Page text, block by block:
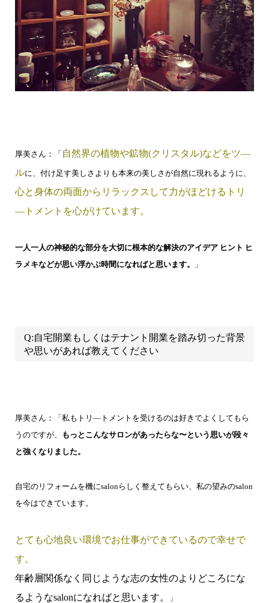
厚美さん：「 自然界の植物や鉱物(クリスタル)などをツ―
ルに、付け足す美しさよりも本来の美しさが自然に現れるように、
心と身体の両面からリラックスして力がほどけるトリ
―トメントを心がけています。
一人一人の神秘的な部分を大切に根本的な解決のアイデア ヒント ヒ
ラメキなどが思い浮かぶ時間になればと思います。
」
Q:自宅開業もしくはテナント開業を踏み切った背景
や思いがあれば教えてください
厚美さん：「私もトリ―トメントを受けるのは好きでよくしてもら
うのですが、
もっとこんなサロンがあったらな〜という思いが段々
と強くなりました。
自宅のリフォームを機にsalonらしく整えてもらい、私の望みのsalon
を今はできています。
とても心地良い環境でお仕事ができているので幸せで
す。
年齢層関係なく同じような志の女性のよりどころにな
るようなsalonになればと思います。
」